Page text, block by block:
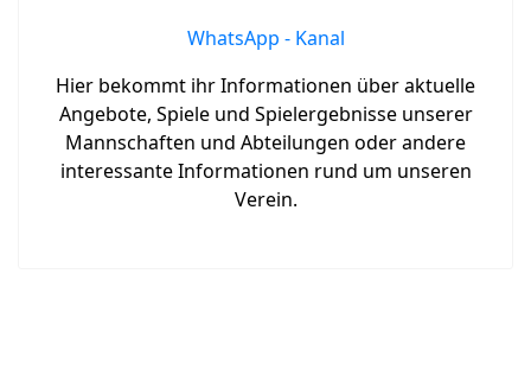
WhatsApp - Kanal
Hier bekommt ihr Informationen über aktuelle
Angebote, Spiele und Spielergebnisse unserer
Mannschaften und Abteilungen oder andere
interessante Informationen rund um unseren
Verein.